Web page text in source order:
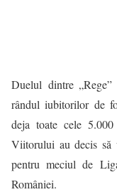
Duelul dintre
rândul iubitorilor de
deja toate cele
Viitorului au decis să
pentru meciul de
României.